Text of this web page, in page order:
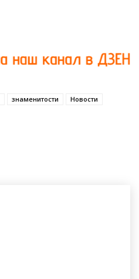
знаменитости
Новости